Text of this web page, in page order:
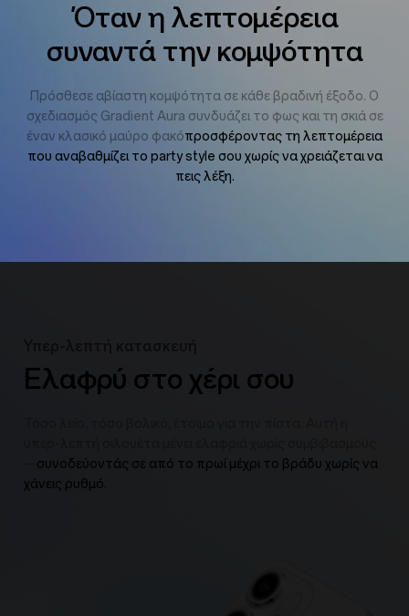
Όταν η λεπτομέρεια
συναντά την κομψότητα
Πρόσθεσε αβίαστη κομψότητα σε κάθε βραδινή έξοδο. Ο
σχεδιασμός Gradient Aura συνδυάζει το φως και τη σκιά σε
έναν κλασικό μαύρο φακόπροσφέροντας τη λεπτομέρεια
που αναβαθμίζει το party style σου χωρίς να χρειάζεται να
πεις λέξη.
Ελαφρύ στο χέρι σου
συνοδεύοντάς σε από το πρωί μέχρι το βράδυ χωρίς να
χάνεις ρυθμό.